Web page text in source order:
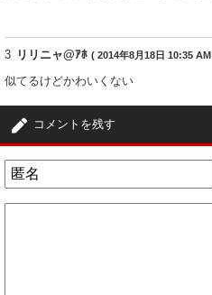
3 リリニャ@ｱﾎ ( 2014年8月18日 10:35 AM
似てるけどかわいくない
コメントを残す